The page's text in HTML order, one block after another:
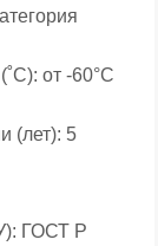
от -60°С
(лет): 5
ГОСТ Р